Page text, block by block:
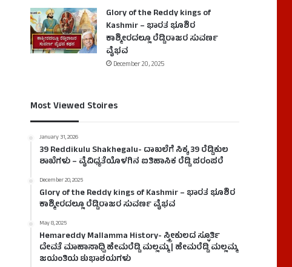
Glory of the Reddy kings of
Kashmir – ಭಾರತ ಭೂಶಿರ
ಕಾಶ್ಮೀರದಲ್ಲೂ ರೆಡ್ಡಿರಾಜರ ಸುವರ್ಣ
ವೈಭವ
December 20, 2025
Most Viewed Stoires
January 31, 2026
39 Reddikulu Shakhegalu- ದಾಖಲೆಗೆ ಸಿಕ್ಕ 39 ರೆಡ್ಡಿಕುಲ
ಶಾಖೆಗಳು – ವೈವಿಧ್ಯತೆಯೊಳಗಿನ ಐತಿಹಾಸಿಕ ರೆಡ್ಡಿ ಪರಂಪರೆ
December 20, 2025
Glory of the Reddy kings of Kashmir – ಭಾರತ ಭೂಶಿರ
ಕಾಶ್ಮೀರದಲ್ಲೂ ರೆಡ್ಡಿರಾಜರ ಸುವರ್ಣ ವೈಭವ
May 8, 2025
Hemareddy Mallamma History- ಸ್ತ್ರೀಕುಲದ ಸ್ಫೂರ್ತಿ
ದೇವತೆ ಮಾಹಾಸಾಧ್ವಿ ಹೇಮರೆಡ್ಡಿ ಮಲ್ಲಮ್ಮ | ಹೇಮರೆಡ್ಡಿ ಮಲ್ಲಮ್ಮ
ಜಯಂತಿಯ ಶುಭಾಶಯಗಳು